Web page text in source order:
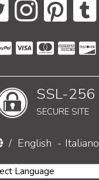
SSL-256
SECURE SITE
/ English - Italiano